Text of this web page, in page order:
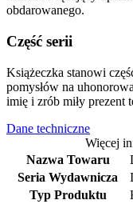
obdarowanego.
Część serii
Książeczka stanowi
pomysłów na
imię i zrób miły prezent
Dane techniczne
Więcej
Nazwa Towaru
Seria Wydawnicza
Typ Produktu